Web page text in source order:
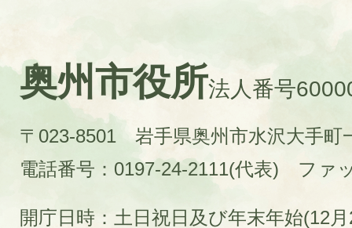
奥州市役所法人番号
〒023-8501 岩手県奥州市水沢大手町
電話番号：0197-24-2111(代表)
ファ
開庁日時：土日祝日及び年末年始(12